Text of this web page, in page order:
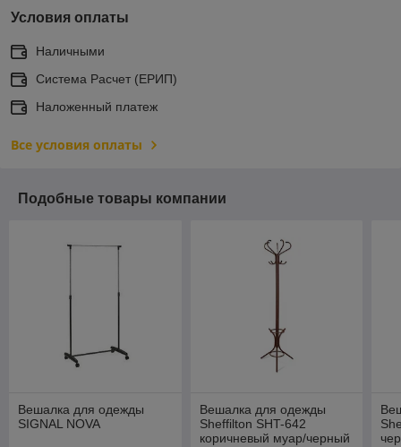
Условия оплаты
Наличными
Система Расчет (ЕРИП)
Наложенный платеж
Все условия оплаты
Подобные товары компании
Вешалка для одежды
SIGNAL NOVA
Вешалка для одежды
Sheffilton SHT-642
коричневый муар/черный